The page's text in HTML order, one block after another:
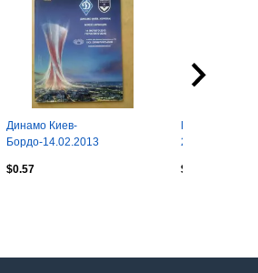
Динамо Киев-
Бордо-14.02.2013
$0.57
2009.в.
$18.21